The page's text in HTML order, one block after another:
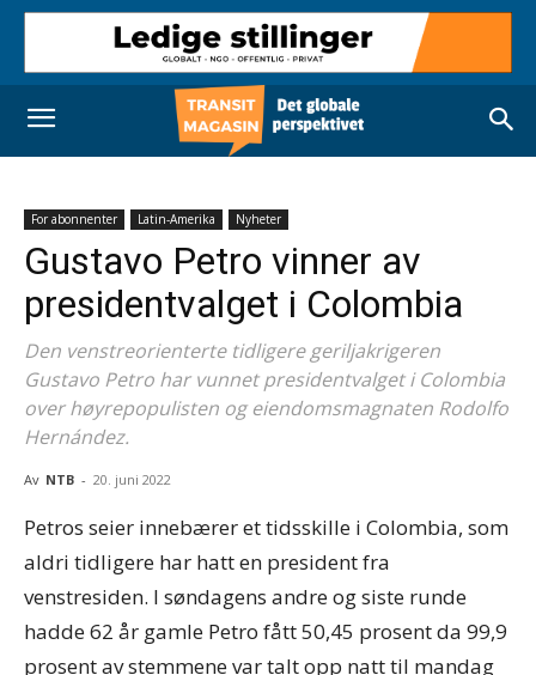
For abonnenter Latin-Amerika Nyheter
Gustavo Petro vinner av
presidentvalget i Colombia
Den venstreorienterte tidligere geriljakrigeren
Gustavo Petro har vunnet presidentvalget i Colombia
over høyrepopulisten og eiendomsmagnaten Rodolfo
Hernández.
Av NTB - 20. juni 2022
Petros seier innebærer et tidsskille i Colombia, som
aldri tidligere har hatt en president fra
venstresiden. I søndagens andre og siste runde
hadde 62 år gamle Petro fått 50,45 prosent da 99,9
prosent av stemmene var talt opp natt til mandag